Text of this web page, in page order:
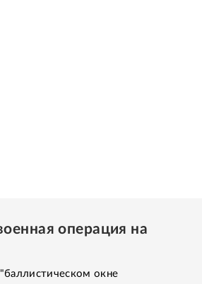
операция на
окне